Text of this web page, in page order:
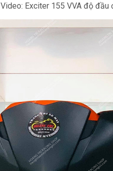
Video: Exciter 155 VVA độ đầu